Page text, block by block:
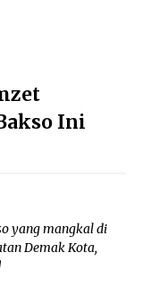
Prosesi
Rakyat Kota
Ini
yang mangkal di
Demak Kota,